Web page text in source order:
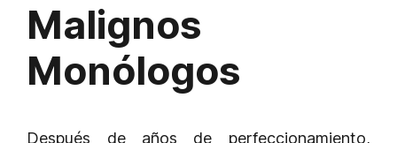
Malignos
Monólogos
Después de años de perfeccionamiento,